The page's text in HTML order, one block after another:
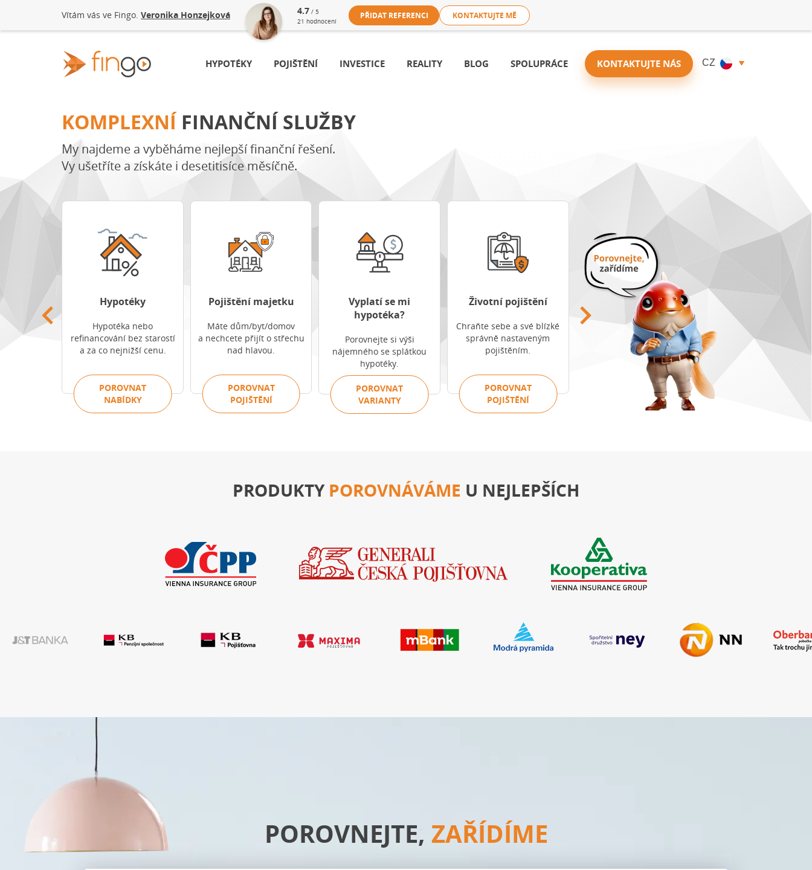
Vítám vás ve Fingo. Veronika Honzejková 4.7 / 5
21 hodnocení
PŘIDAT REFERENCI KONTAKTUJTE MĚ
Fingo.cz
HYPOTÉKY POJIŠTĚNÍ INVESTICE REALITY BLOG SPOLUPRÁCE KONTAKTUJTE NÁS CZ
KOMPLEXNÍ FINANČNÍ SLUŽBY
My najdeme a vyběháme nejlepší finanční řešení.
Vy ušetříte a získáte i desetitisíce měsíčně.
podnikání
Hypotéky
Hypotéka nebo
refinancování bez starostí
a za co nejnižší cenu.
POROVNAT
NABÍDKY
Porovnat nabídky
Pojištění majetku
Máte dům/byt/domov
a nechcete přijít o střechu
nad hlavou.
POROVNAT
POJIŠTĚNÍ
Porovnat pojištění
Vyplatí se mi
hypotéka?
Porovnejte si výši
nájemného se splátkou
hypotéky.
POROVNAT
VARIANTY
Porovnat varianty
Životní pojištění
Chraňte sebe a své blízké
správně nastaveným
pojištěním.
POROVNAT
POJIŠTĚNÍ
Porovnat pojištění
Odhad nemovitosti
Spočítejte si cenu
nemovitosti na prodej za
minutu.
ZJISTIT CENU
Zajistěte si nízký úrok
hned a na dlouhá léta.
Porovnat nabídky
PRODUKTY POROVNÁVÁME U NEJLEPŠÍCH
POROVNEJTE, ZAŘÍDÍME